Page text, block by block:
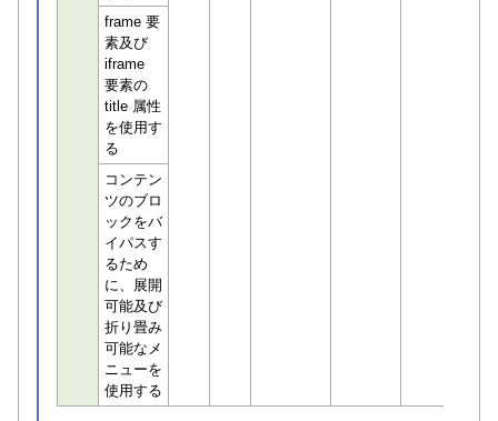
frame 要
素及び
iframe
要素の
title 属性
を使用す
る
コンテン
ツのブロ
ックをバ
イパスす
るため
に、展開
可能及び
折り畳み
可能なメ
ニューを
使用する